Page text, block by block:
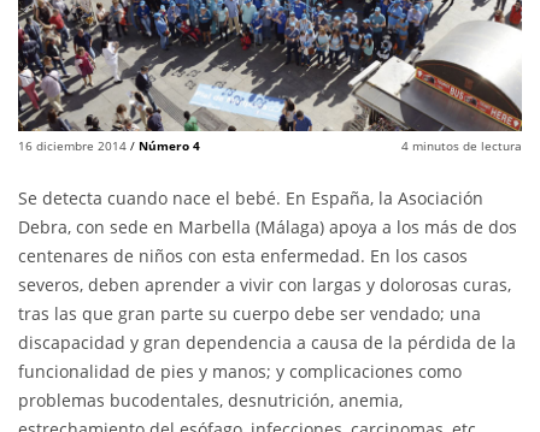
16 diciembre 2014 / Número 4 4 minutos de lectura
Se detecta cuando nace el bebé. En España, la Asociación
Debra, con sede en Marbella (Málaga) apoya a los más de dos
centenares de niños con esta enfermedad. En los casos
severos, deben aprender a vivir con largas y dolorosas curas,
tras las que gran parte su cuerpo debe ser vendado; una
discapacidad y gran dependencia a causa de la pérdida de la
funcionalidad de pies y manos; y complicaciones como
problemas bucodentales, desnutrición, anemia,